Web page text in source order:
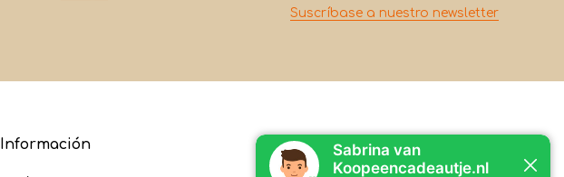
Suscríbase a nuestro newsletter
Información Contacto